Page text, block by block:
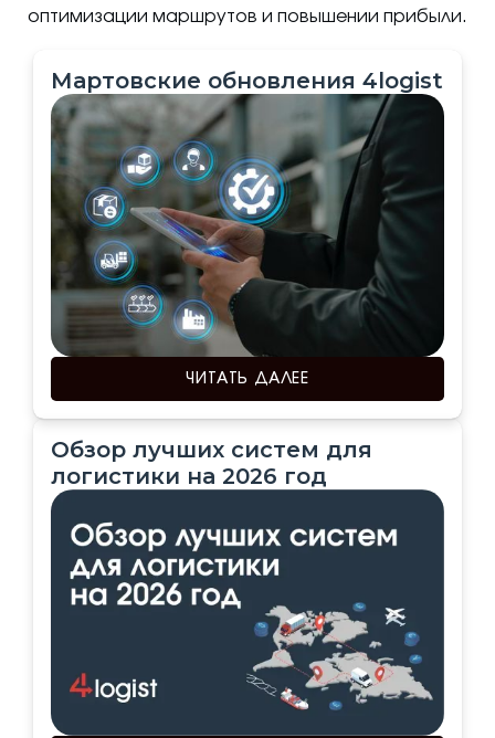
оптимизации маршрутов и повышении прибыли.
Мартовские обновления 4logist
ЧИТАТЬ ДАЛЕЕ
Обзор лучших систем для
логистики на 2026 год